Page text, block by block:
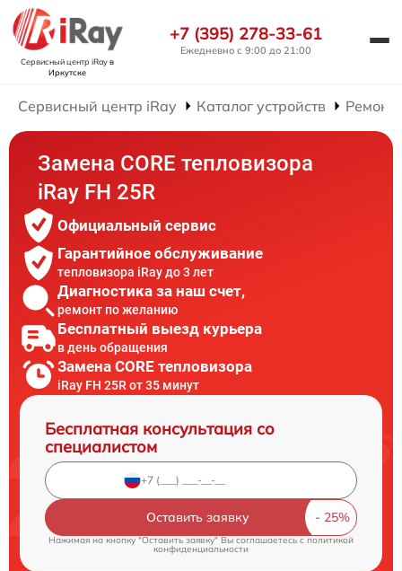
Сервисный центр iRayв
Иркутске
+7 (395) 278-33-61
Ежедневно с 9:00 до 21:00
Сервисный центр iRay Каталог устройств Ремонт
Замена CORE тепловизора
iRay FH 25R
Официальный сервис
Гарантийное обслуживание
тепловизора iRay до 3 лет
Диагностика за наш счет,
ремонт по желанию
Бесплатный выезд курьера
в день обращения
Замена CORE тепловизора
iRay FH 25R от 35 минут
Бесплатная консультация со
специалистом
Оставить заявку
Нажимая на кнопку "Оставить заявку" Вы соглашаетесь cполитикой
конфиденциальности